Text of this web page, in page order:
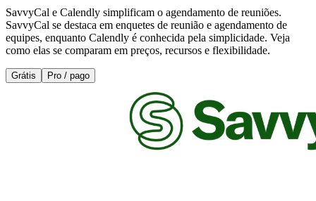
SavvyCal e Calendly simplificam o agendamento de reuniões.
SavvyCal se destaca em enquetes de reunião e agendamento de
equipes, enquanto Calendly é conhecida pela simplicidade. Veja
como elas se comparam em preços, recursos e flexibilidade.
Grátis Pro / pago